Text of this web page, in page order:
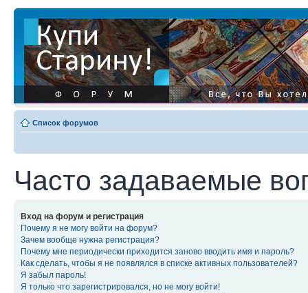
Список форумов
Часто задаваемые
Вход на форум и регистрация
Почему я не могу войти на форум?
Зачем вообще нужна регистрация?
Почему мне периодически приходится заново вводить имя и пароль?
Как сделать, чтобы я не появлялся в списке активных пользователей?
Я забыл пароль!
Я только что зарегистрировался, но не могу войти!